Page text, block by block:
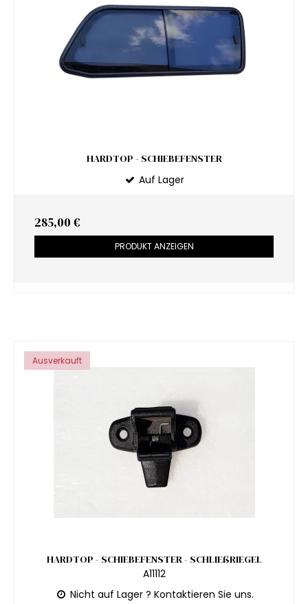
HARDTOP - SCHIEBEFENSTER
Auf Lager
285,00 €
PRODUKT ANZEIGEN
Ausverkauft
HARDTOP - SCHIEBEFENSTER - SCHLIEßRIEGEL
A11112
Nicht auf Lager ? Kontaktieren Sie uns.